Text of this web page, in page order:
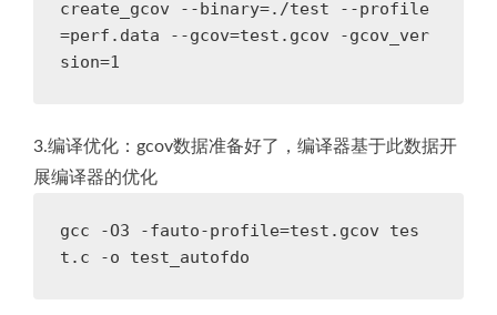
create_gcov --binary=./test --profile
=perf.data --gcov=test.gcov -gcov_ver
sion=1
3.编译优化：gcov数据准备好了，编译器基于此数据开
展编译器的优化
gcc -O3 -fauto-profile=test.gcov tes
t.c -o test_autofdo